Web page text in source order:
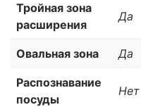
Тройная зона
расширения
Да
Овальная зона Да
Распознавание
посуды
Нет